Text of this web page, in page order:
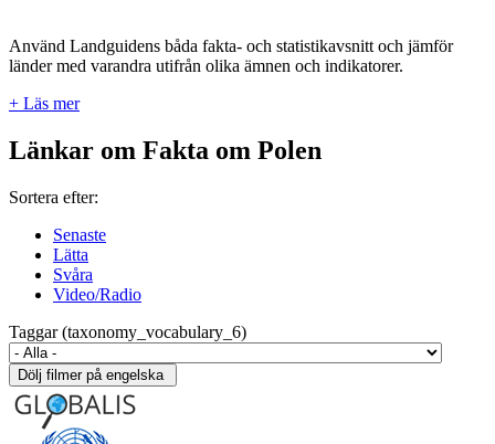
Använd Landguidens båda fakta- och statistikavsnitt och jämför
länder med varandra utifrån olika ämnen och indikatorer.
+ Läs mer
Länkar om Fakta om Polen
Sortera efter:
Senaste
Lätta
Svåra
Video/Radio
Taggar (taxonomy_vocabulary_6)